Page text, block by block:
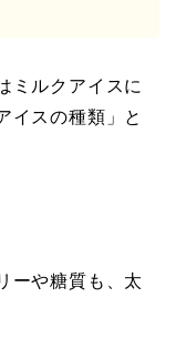
ミルクアイスに
イスの種類」と
ーや糖質も、太